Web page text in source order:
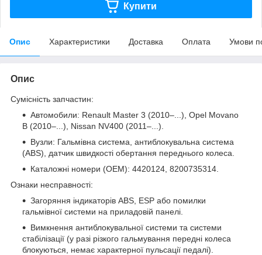
Купити
Опис Характеристики Доставка Оплата Умови
Опис
Сумісність запчастин:
Автомобили: Renault Master 3 (2010–...), Opel Movano
B (2010–...), Nissan NV400 (2011–...).
Вузли: Гальмівна система, антиблокувальна система
(ABS), датчик швидкості обертання переднього колеса.
Каталожні номери (OEM): 4420124, 8200735314.
Ознаки несправності:
Загоряння індикаторів ABS, ESP або помилки
гальмівної системи на приладовій панелі.
Вимкнення антиблокувальної системи та системи
стабілізації (у разі різкого гальмування передні колеса
блокуються, немає характерної пульсації педалі).